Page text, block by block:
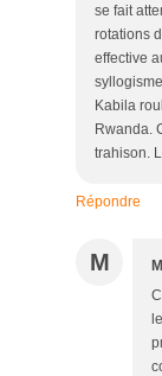
se fait
rotations
effective
Kabila
Rwanda.
trahison.
Répondre
M